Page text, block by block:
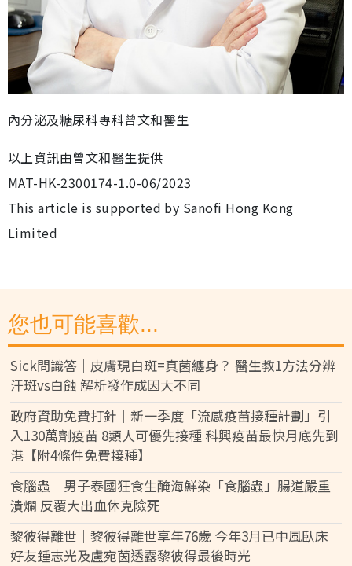
內分泌及糖尿科專科曾文和醫生
以上資訊由曾文和醫生提供
MAT-HK-2300174-1.0-06/2023
This article is supported by Sanofi Hong Kong
Limited
您也可能喜歡...
Sick問識答｜皮膚現白斑=真菌纏身？ 醫生教1方法分辨
汗斑vs白蝕 解析發作成因大不同
政府資助免費打針｜新一季度「流感疫苗接種計劃」引
入130萬劑疫苗 8類人可優先接種 科興疫苗最快月底先到
港【附4條件免費接種】
食腦蟲｜男子泰國狂食生醃海鮮染「食腦蟲」腸道嚴重
潰爛 反覆大出血休克險死
黎彼得離世｜黎彼得離世享年76歲 今年3月已中風臥床
好友鍾志光及盧宛茵透露黎彼得最後時光